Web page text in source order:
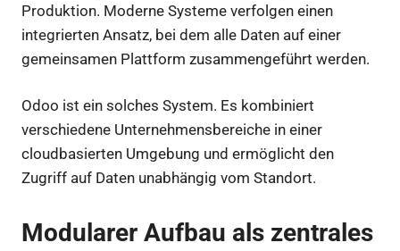
Produktion. Moderne Systeme verfolgen einen
integrierten Ansatz, bei dem alle Daten auf einer
gemeinsamen Plattform zusammengeführt werden.
Odoo ist ein solches System. Es kombiniert
verschiedene Unternehmensbereiche in einer
cloudbasierten Umgebung und ermöglicht den
Zugriff auf Daten unabhängig vom Standort.
Modularer Aufbau als zentrales